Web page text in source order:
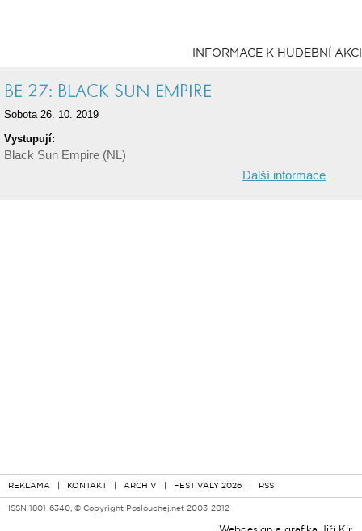
INFORMACE K HUDEBNÍ AKCI
BE 27: BLACK SUN EMPIRE
Sobota 26. 10. 2019
Vystupují:
Black Sun Empire (NL)
Další informace
REKLAMA | KONTAKT | ARCHIV | FESTIVALY 2026 | RSS
ISSN 1801-6340, © Copyright Poslouchej.net 2003-2012